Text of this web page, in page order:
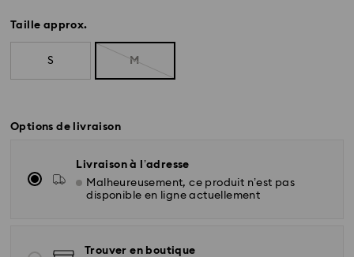
Taille approx.
S M
Options de livraison
Livraison à l’adresse
Malheureusement, ce produit n’est pas
disponible en ligne actuellement
Trouver en boutique